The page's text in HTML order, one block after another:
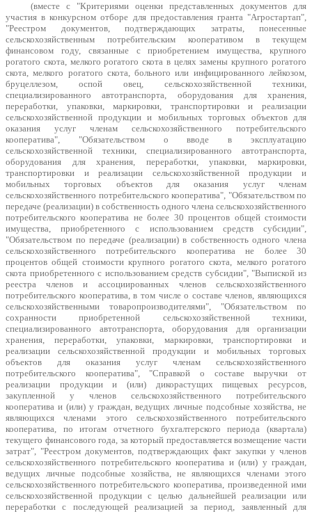
(вместе с "Критериями оценки представленных документов для
участия в конкурсном отборе для предоставления гранта "Агростартап",
"Реестром документов, подтверждающих затраты, понесенные
сельскохозяйственным потребительским кооперативом в текущем
финансовом году, связанные с приобретением имущества, крупного
рогатого скота, мелкого рогатого скота в целях замены крупного рогатого
скота, мелкого рогатого скота, больного или инфицированного лейкозом,
бруцеллезом, оспой овец, сельскохозяйственной техники,
специализированного автотранспорта, оборудования для хранения,
переработки, упаковки, маркировки, транспортировки и реализации
сельскохозяйственной продукции и мобильных торговых объектов для
оказания услуг членам сельскохозяйственного потребительского
кооператива", "Обязательством о вводе в эксплуатацию
сельскохозяйственной техники, специализированного автотранспорта,
оборудования для хранения, переработки, упаковки, маркировки,
транспортировки и реализации сельскохозяйственной продукции и
мобильных торговых объектов для оказания услуг членам
сельскохозяйственного потребительского кооператива", "Обязательством по
передаче (реализации) в собственность одного члена сельскохозяйственного
потребительского кооператива не более 30 процентов общей стоимости
имущества, приобретенного с использованием средств субсидии",
"Обязательством по передаче (реализации) в собственность одного члена
сельскохозяйственного потребительского кооператива не более 30
процентов общей стоимости крупного рогатого скота, мелкого рогатого
скота приобретенного с использованием средств субсидии", "Выпиской из
реестра членов и ассоциированных членов сельскохозяйственного
потребительского кооператива, в том числе о составе членов, являющихся
сельскохозяйственными товаропроизводителями", "Обязательством по
сохранности приобретенной сельскохозяйственной техники,
специализированного автотранспорта, оборудования для организации
хранения, переработки, упаковки, маркировки, транспортировки и
реализации сельскохозяйственной продукции и мобильных торговых
объектов для оказания услуг членам сельскохозяйственного
потребительского кооператива", "Справкой о составе выручки от
реализации продукции и (или) дикорастущих пищевых ресурсов,
закупленной у членов сельскохозяйственного потребительского
кооператива и (или) у граждан, ведущих личные подсобные хозяйства, не
являющихся членами этого сельскохозяйственного потребительского
кооператива, по итогам отчетного бухгалтерского периода (квартала)
текущего финансового года, за который предоставляется возмещение части
затрат", "Реестром документов, подтверждающих факт закупки у членов
сельскохозяйственного потребительского кооператива и (или) у граждан,
ведущих личные подсобные хозяйства, не являющихся членами этого
сельскохозяйственного потребительского кооператива, произведенной ими
сельскохозяйственной продукции с целью дальнейшей реализации или
переработки с последующей реализацией за период, заявленный для